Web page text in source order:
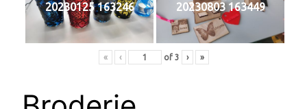
20230125 163246 20230803 163449
« ‹ of 3 › »